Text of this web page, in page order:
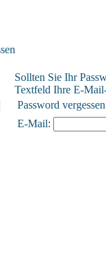
Sollten Sie Ihr
Textfeld Ihre E-
Password vergessen
E-Mail: